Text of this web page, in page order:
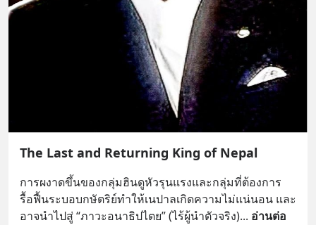
The Last and Returning King of Nepal
การผงาดขึ้นของกลุ่มฮินดูหัวรุนแรงและกลุ่มที่ต้องการ
รื้อฟื้นระบอบกษัตริย์ทำให้เนปาลเกิดความไม่แน่นอน และ
อาจนำไปสู่ “ภาวะอนาธิปไตย” (ไร้ผู้นำตัวจริง)... อ่านต่อ